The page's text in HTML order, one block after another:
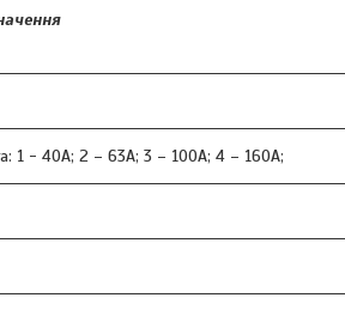
1 - 40А; 2 – 63А; 3 – 100А; 4 – 160А;